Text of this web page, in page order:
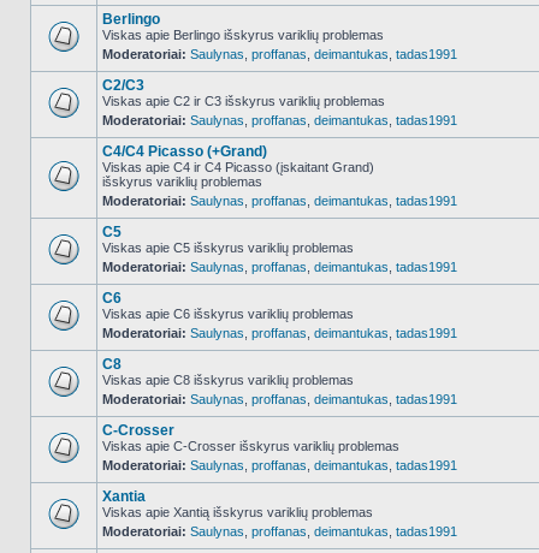
NO_UNREAD_POSTS
Berlingo
Viskas apie Berlingo išskyrus variklių problemas
Moderatoriai: Saulynas proffanas deimantukas tadas1991
NO_UNREAD_POSTS
C2/C3
Viskas apie C2 ir C3 išskyrus variklių problemas
Moderatoriai: Saulynas proffanas deimantukas tadas1991
NO_UNREAD_POSTS
C4/C4 Picasso (+Grand)
Viskas apie C4 ir C4 Picasso (įskaitant Grand)
išskyrus variklių problemas
Moderatoriai: Saulynas proffanas deimantukas tadas1991
NO_UNREAD_POSTS
C5
Viskas apie C5 išskyrus variklių problemas
Moderatoriai: Saulynas proffanas deimantukas tadas1991
NO_UNREAD_POSTS
C6
Viskas apie C6 išskyrus variklių problemas
Moderatoriai: Saulynas proffanas deimantukas tadas1991
NO_UNREAD_POSTS
C8
Viskas apie C8 išskyrus variklių problemas
Moderatoriai: Saulynas proffanas deimantukas tadas1991
NO_UNREAD_POSTS
C-Crosser
Viskas apie C-Crosser išskyrus variklių problemas
Moderatoriai: Saulynas proffanas deimantukas tadas1991
NO_UNREAD_POSTS
Xantia
Viskas apie Xantią išskyrus variklių problemas
Moderatoriai: Saulynas proffanas deimantukas tadas1991